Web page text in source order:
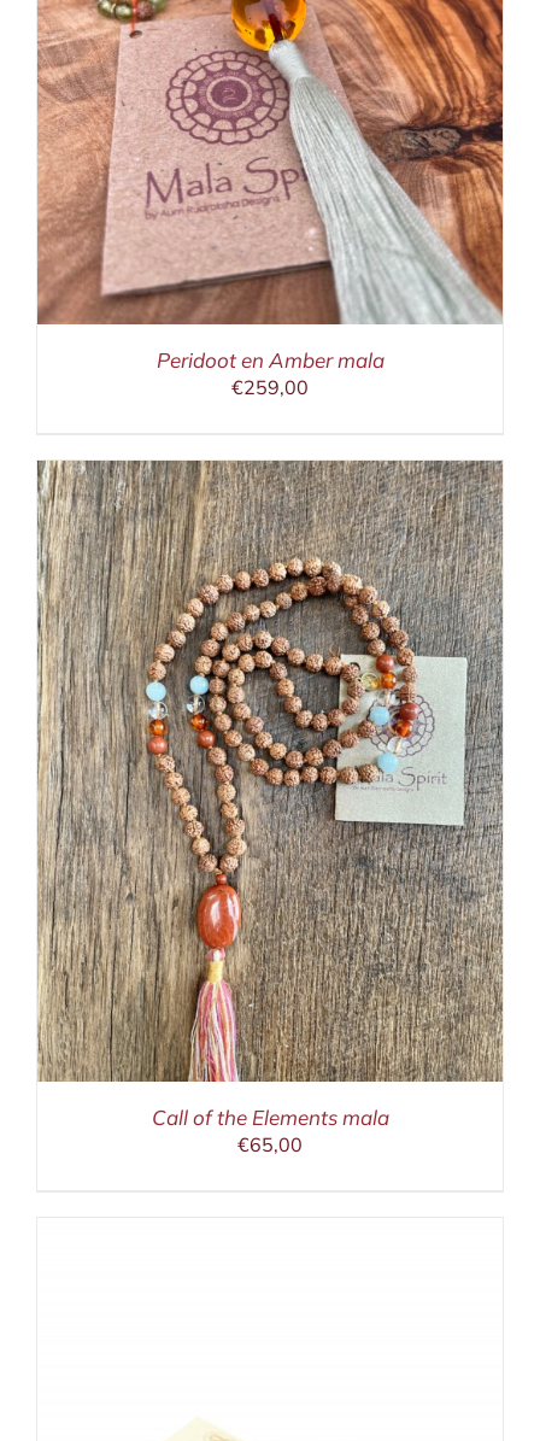
Peridoot en Amber mala
€259,00
Call of the Elements mala
€65,00